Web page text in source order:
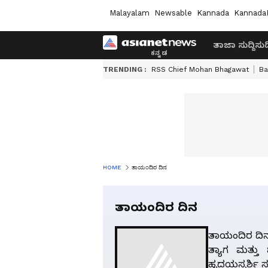
Malayalam Newsable Kannada
ತಾಜಾ ಸುದ್ದಿ
TRENDING : RSS Chief Mohan Bhagawat
HOME ತಾಯಂದಿರ ದಿನ
ತಾಯಂದಿರ ದಿನ
ತಾಯಂದಿರ
ತ್ಯಾಗ
ಹೃದಯಸ್ಪರ್ಶಿ